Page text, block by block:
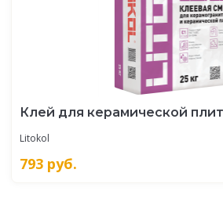
Клей для керамической
Litokol
793 руб.